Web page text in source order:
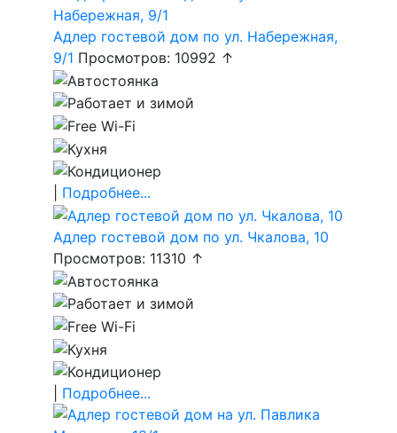
Адлер гостевой дом по ул. Набережная,
9/1 Просмотров: 10992 ↑
Подробнее...
Адлер гостевой дом по ул. Чкалова, 10
Просмотров: 11310 ↑
Подробнее...